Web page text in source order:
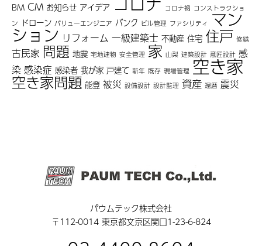
BM CM お知らせ アイデア コロナ禍 コンストラクショ
ン ドローン バリューエンジニア バンク ビル管理 ファシリティ マン
ション リフォーム 一級建築士 不動産 住宅 住戸 修繕
古民家 問題 地震 宅地建物 安全管理 家 山梨 建築設計 意匠設計 感
染 感染症 感染者 我が家 戸建て 新年 既存 現場管理 空き家
空き家問題 能登 被災 設備設計 設計監理 資産 還暦 震災
パウムテック株式会社
〒112-0014 東京都文京区関口1-23-6-824